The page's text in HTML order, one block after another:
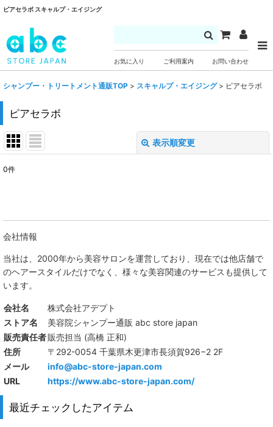
ピアセラボ スキャルプ・エイジング
お気に入り ご利用案内 お問い合わせ
シャンプー・トリートメント通販TOP > スキャルプ・エイジング > ピアセラボ
ピアセラボ
表示順変更
0件
会社情報
当社は、 2000年から美容サロンを運営しており、現在では他店舗で
のヘアースタイルだけでなく、様々な美容関連のサービスも提供して
います。
会社名
株式会社アデプト
ストア名
美容院シャンプー通販 abc store japan
販売責任者販売担当 (高橋 正和)
住所
〒292-0054 千葉県木更津市長須賀926−2 2F
メール
info@abc-store-japan.com
URL
https://www.abc-store-japan.com/
最近チェックしたアイテム